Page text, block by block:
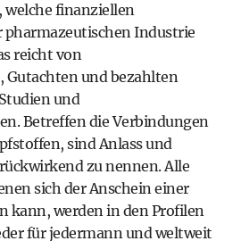
finanziellen
pharmazeutischen Industrie
reicht von
Gutachten und bezahlten
und
Betreffen die Verbindungen
sind Anlass und
zu nennen. Alle
sich der Anschein einer
kann, werden in den Profilen
für jedermann und weltweit